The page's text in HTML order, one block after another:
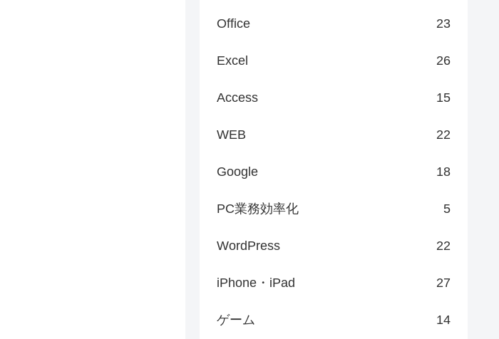
Office 23
Excel 26
Access 15
WEB 22
Google 18
PC業務効率化 5
WordPress 22
iPhone・iPad 27
ゲーム 14